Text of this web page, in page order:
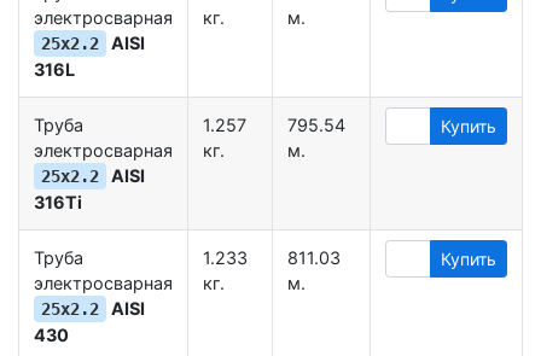
электросварная
25х2.2
AISI
316L
кг.
м.
Труба
электросварная
25х2.2
AISI
316Ti
1.257
кг.
795.54
м.
Купить
Труба
электросварная
25х2.2
AISI
430
1.233
кг.
811.03
м.
Купить